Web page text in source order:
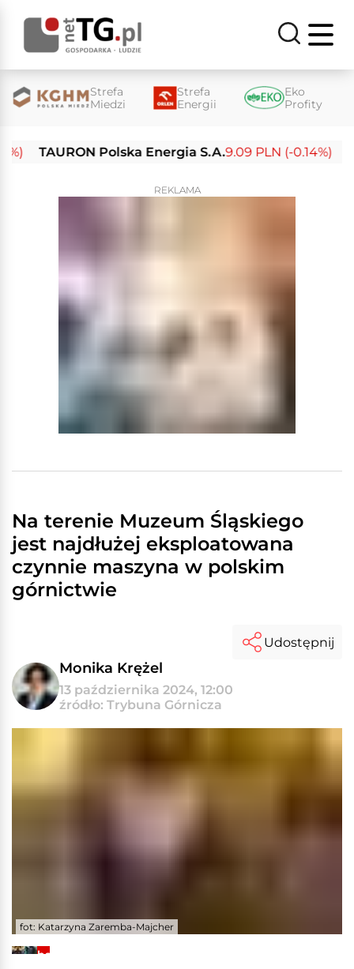
Strefa
Miedzi
Strefa
Energii
Eko
Profity
TAURON Polska Energia S.A.9.09 PLN (-0.14%) Enea
REKLAMA
Na terenie Muzeum Śląskiego
jest najdłużej eksploatowana
czynnie maszyna w polskim
górnictwie
Monika Krężel
13 października 2024, 12:00
źródło: Trybuna Górnicza
Udostępnij
fot: Katarzyna Zaremba-Majcher
+14
Zobacz